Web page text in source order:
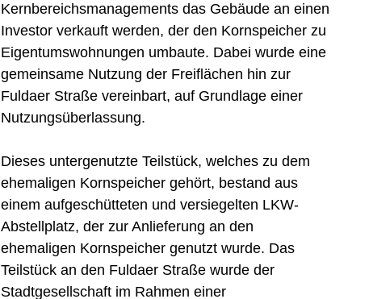
Kernbereichsmanagements das Gebäude an einen
Investor verkauft werden, der den Kornspeicher zu
Eigentumswohnungen umbaute. Dabei wurde eine
gemeinsame Nutzung der Freiflächen hin zur
Fuldaer Straße vereinbart, auf Grundlage einer
Nutzungsüberlassung.
Dieses untergenutzte Teilstück, welches zu dem
ehemaligen Kornspeicher gehört, bestand aus
einem aufgeschütteten und versiegelten LKW-
Abstellplatz, der zur Anlieferung an den
ehemaligen Kornspeicher genutzt wurde. Das
Teilstück an den Fuldaer Straße wurde der
Stadtgesellschaft im Rahmen einer